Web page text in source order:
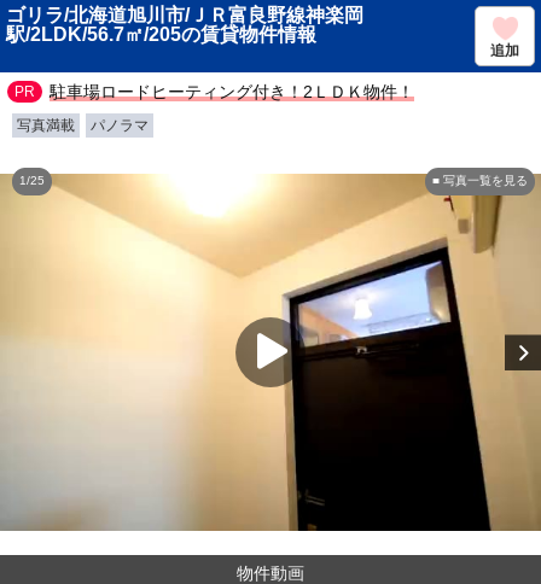
ゴリラ/北海道旭川市/ＪＲ富良野線神楽岡
駅/2LDK/56.7㎡/205の賃貸物件情報
追加
駐車場ロードヒーティング付き！2ＬＤＫ物件！
写真満載 パノラマ
■ 写真一覧を見る
1/25
物件動画